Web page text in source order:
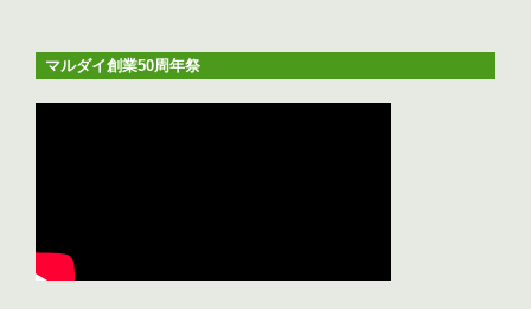
マルダイ創業50周年祭